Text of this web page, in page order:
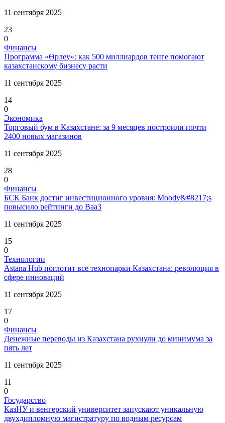
11 сентября 2025
23
0
Финансы
Программа «Өрлеу»: как 500 миллиардов тенге помогают
казахстанскому бизнесу расти
11 сентября 2025
14
0
Экономика
Торговый бум в Казахстане: за 9 месяцев построили почти
2400 новых магазинов
11 сентября 2025
28
0
Финансы
БСК Банк достиг инвестиционного уровня: Moody&#8217;s
повысило рейтинги до Baa3
11 сентября 2025
15
0
Технологии
Astana Hub поглотит все технопарки Казахстана: революция в
сфере инноваций
11 сентября 2025
17
0
Финансы
Денежные переводы из Казахстана рухнули до минимума за
пять лет
11 сентября 2025
11
0
Государство
КазНУ и венгерский университет запускают уникальную
двухдипломную магистратуру по водным ресурсам